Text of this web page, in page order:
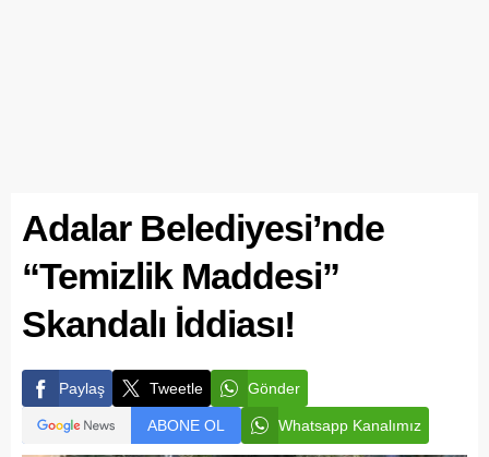
Adalar Belediyesi’nde
“Temizlik Maddesi”
Skandalı İddiası!
Paylaş Tweetle Gönder
ABONE OL Whatsapp Kanalımız